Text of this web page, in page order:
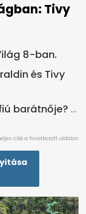
Tivy
8-ban.
és Tivy
barátnője?